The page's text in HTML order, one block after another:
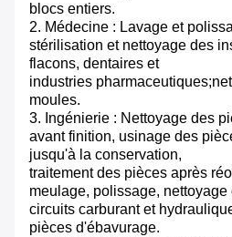
blocs entiers.
2. Médecine : Lavage et
stérilisation et nettoyage des
flacons, dentaires et
industries
moules.
3. Ingénierie : Nettoyage des
avant finition, usinage des
jusqu'à la conservation,
traitement des pièces après
meulage, polissage,
circuits carburant et
pièces d'ébavurage.